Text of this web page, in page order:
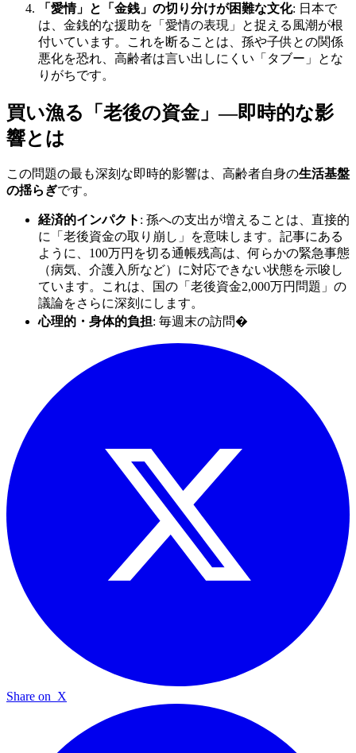
「愛情」と「金銭」の切り分けが困難な文化: 日本で
は、金銭的な援助を「愛情の表現」と捉える風潮が根
付いています。これを断ることは、孫や子供との関係
悪化を恐れ、高齢者は言い出しにくい「タブー」とな
りがちです。
買い漁る「老後の資金」—即時的な影
響とは
この問題の最も深刻な即時的影響は、高齢者自身の生活基盤
の揺らぎです。
経済的インパクト : 孫への支出が増えることは、直接的
に「老後資金の取り崩し」を意味します。記事にある
ように、100万円を切る通帳残高は、何らかの緊急事態
（病気、介護入所など）に対応できない状態を示唆し
ています。これは、国の「老後資金2,000万円問題」の
議論をさらに深刻にします。
心理的・身体的負担: 毎週末の訪問�
Share on X